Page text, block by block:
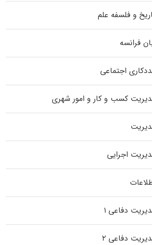
و فلسفه علم
فرانسه
اجتماعی
کسب و کار و امور شهری
اجرایی
دفاعی ۱
دفاعی ۲